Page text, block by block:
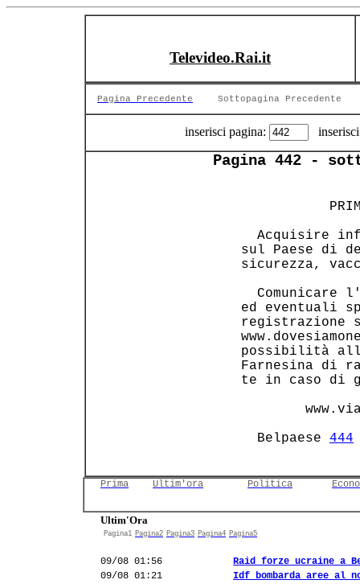
Televideo.Rai.it
Pagina Precedente Sottopagina Precedente
inserisci pagina:
Pagina 442 -
Acquisire
sul Paese di
sicurezza,
Comunicare
ed eventuali
possibilità
Farnesina di
te in caso
   Belpaese
444
Prima Ultim'ora Politica
Ultim'Ora
Pagina1 Pagina2 Pagina3 Pagina4 Pagina5
09/08 01:56
Raid forze ucraine a
09/08 01:21
Idf bombarda aree al